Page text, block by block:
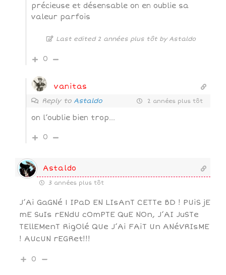
précieuse et désensable on en oublie sa
valeur parfois
Last edited 2 années plus tôt by Astaldo
0
vanitas
Reply to Astaldo 2 années plus tôt
on l’oublie bien trop…
0
Astaldo
3 années plus tôt
J’Ai GaGNé 1 IPaD EN LIsAnT CETTe BD ! PUiS jE
mE SuIs rENdU cOmPTE QuE NOn, J’AI JuSTe
TEllEMenT RigOlé QUe J’Ai FAiT Un ANéVRIsME
! AUcUN rEGRet!!!
0